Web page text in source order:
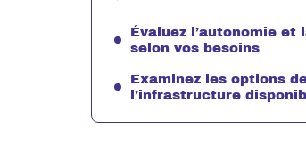
Évaluez l’autonomie et
selon vos besoins
Examinez les options
l’infrastructure